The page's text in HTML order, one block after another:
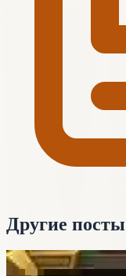
Другие посты